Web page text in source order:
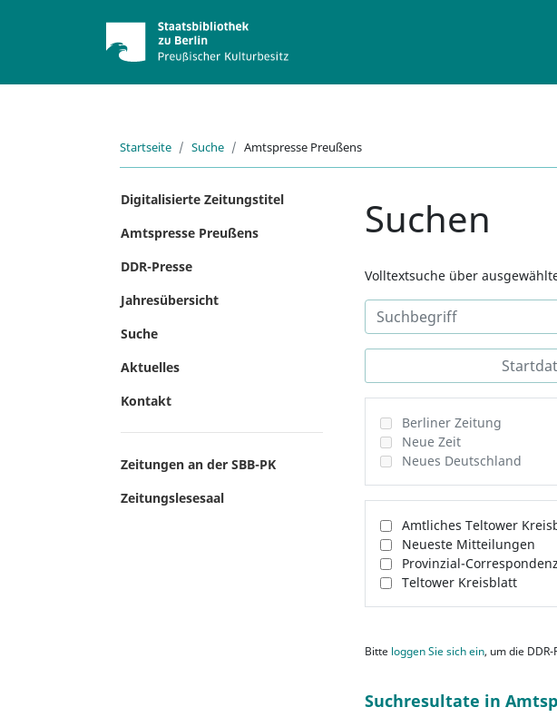
Startseite Suche Amtspresse Preußens
Digitalisierte Zeitungstitel
Amtspresse Preußens
DDR-Presse
Jahresübersicht
Suche
Aktuelles
Kontakt
Zeitungen an der SBB-PK
Zeitungslesesaal
Suchen
Volltextsuche über
Berliner Zeitung
Neue Zeit
Neues Deutschland
Amtliches Teltower
Neueste Mitteilungen
Provinzial-Correspondenz
Teltower Kreisblatt
Bitte loggen Sie sich ein, um die
Suchresultate in